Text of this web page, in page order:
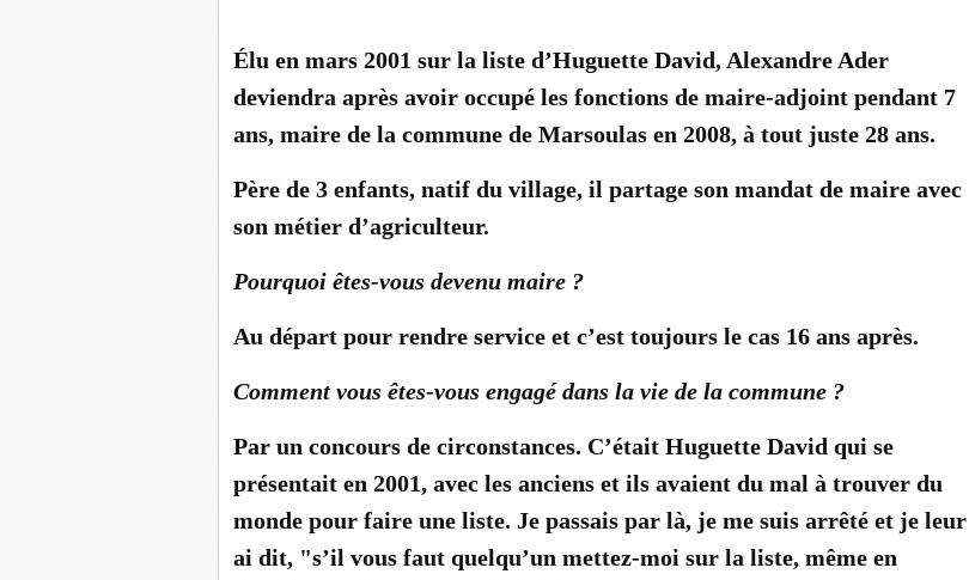
Élu en mars 2001 sur la liste d’Huguette David, Alexandre Ader
deviendra après avoir occupé les fonctions de maire-adjoint pendant 7
ans, maire de la commune de Marsoulas en 2008, à tout juste 28 ans.
Père de 3 enfants, natif du village, il partage son mandat de maire avec
son métier d’agriculteur.
Pourquoi êtes-vous devenu maire ?
Au départ pour rendre service et c’est toujours le cas 16 ans après.
Comment vous êtes-vous engagé dans la vie de la commune ?
Par un concours de circonstances. C’était Huguette David qui se
présentait en 2001, avec les anciens et ils avaient du mal à trouver du
monde pour faire une liste. Je passais par là, je me suis arrêté et je leur
ai dit, "s’il vous faut quelqu’un mettez-moi sur la liste, même en